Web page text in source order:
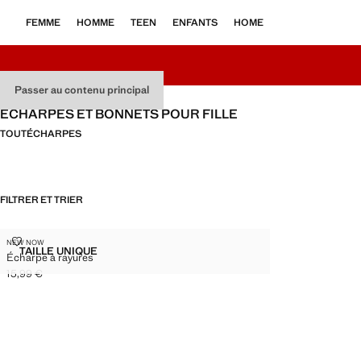
Passer au contenu principal
FEMME HOMME TEEN ENFANTS HOME
ÉCHARPES ET BONNETS POUR FILLE
TOUTÉCHARPES
FILTRER ET TRIER
Tailles
TAILLE UNIQUEÉCHARPE À RAYURES
NEW NOW
Écharpe à rayures
ÉCHARPE À RAYURES
Prix actuel [15,99 € ]
15,99 €